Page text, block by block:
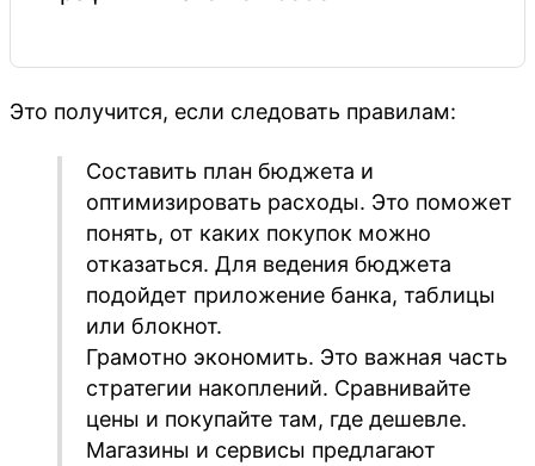
Это получится, если следовать правилам:
Составить план бюджета и
оптимизировать расходы. Это поможет
понять, от каких покупок можно
отказаться. Для ведения бюджета
подойдет приложение банка, таблицы
или блокнот.
Грамотно экономить. Это важная часть
стратегии накоплений. Сравнивайте
цены и покупайте там, где дешевле.
Магазины и сервисы предлагают